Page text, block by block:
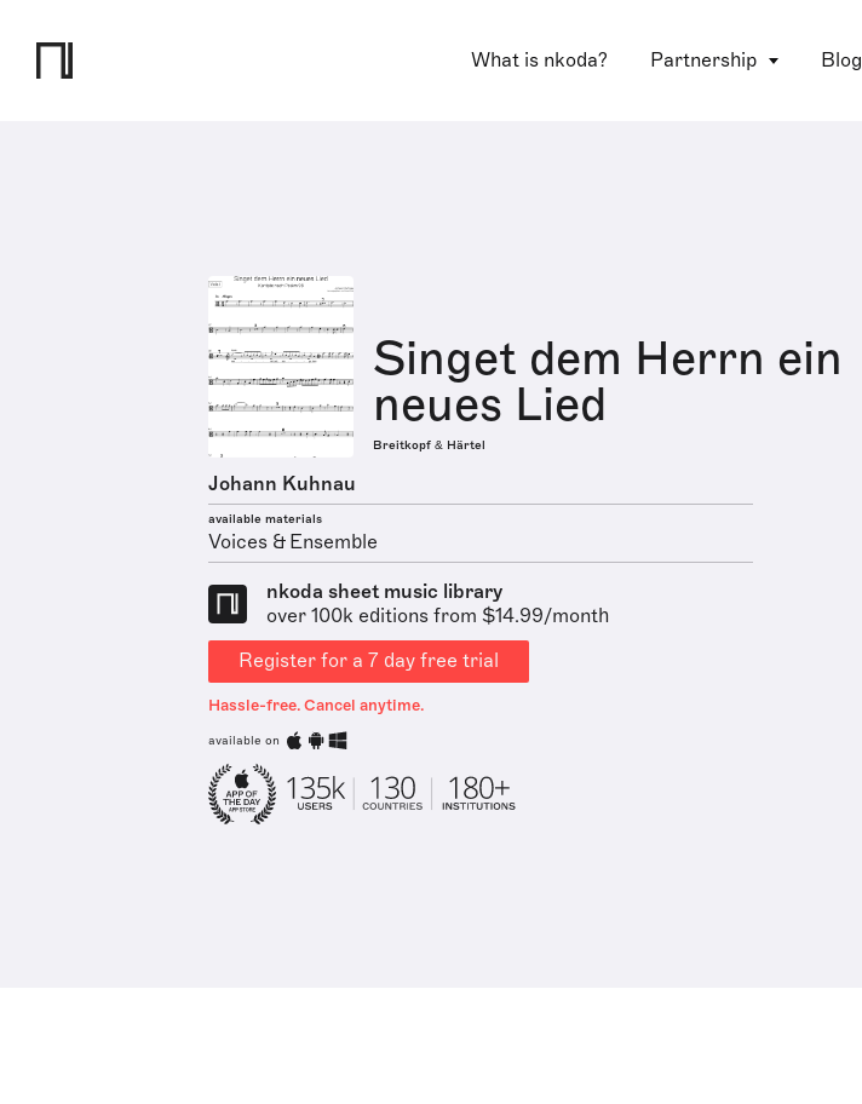
What is nkoda? Partnership Blog
Singet dem Herrn ein
neues Lied
Breitkopf & Härtel
Johann Kuhnau
available materials
Voices & Ensemble
nkoda sheet music library
over 100k editions from $14.99/month
Register for a 7 day free trial
Hassle-free. Cancel anytime.
available on